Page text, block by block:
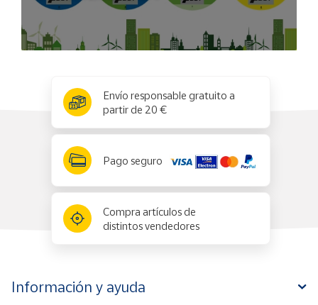
Envío responsable gratuito a
partir de 20 €
Pago seguro
Compra artículos de
distintos vendedores
Información y ayuda